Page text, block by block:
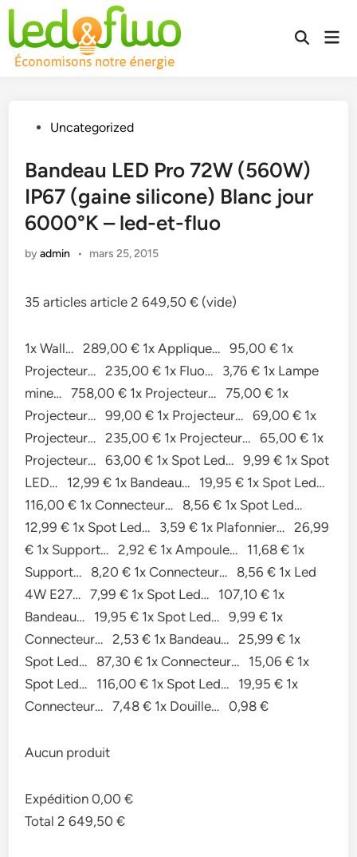
Skip
content
Open
PostedUncategorized
Bandeau LED Pro 72W (560W)
IP67 (gaine silicone) Blanc jour
6000°K – led-et-fluo
byadmin • mars 25, 2015
35 articles article 2 649,50 € (vide)
1x Wall… 289,00 € 1x Applique… 95,00 € 1x
Projecteur… 235,00 € 1x Fluo… 3,76 € 1x Lampe
mine… 758,00 € 1x Projecteur… 75,00 € 1x
Projecteur… 99,00 € 1x Projecteur… 69,00 € 1x
Projecteur… 235,00 € 1x Projecteur… 65,00 € 1x
Projecteur… 63,00 € 1x Spot Led… 9,99 € 1x Spot
LED… 12,99 € 1x Bandeau… 19,95 € 1x Spot Led…
116,00 € 1x Connecteur… 8,56 € 1x Spot Led…
12,99 € 1x Spot Led… 3,59 € 1x Plafonnier… 26,99
€ 1x Support… 2,92 € 1x Ampoule… 11,68 € 1x
Support… 8,20 € 1x Connecteur… 8,56 € 1x Led
4W E27… 7,99 € 1x Spot Led… 107,10 € 1x
Bandeau… 19,95 € 1x Spot Led… 9,99 € 1x
Connecteur… 2,53 € 1x Bandeau… 25,99 € 1x
Spot Led… 87,30 € 1x Connecteur… 15,06 € 1x
Spot Led… 116,00 € 1x Spot Led… 19,95 € 1x
Connecteur… 7,48 € 1x Douille… 0,98 €
Aucun produit
Expédition 0,00 €
Total 2 649,50 €